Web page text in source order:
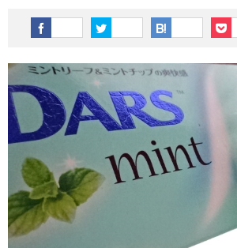
その他英語関連
旅行関連あれこれ